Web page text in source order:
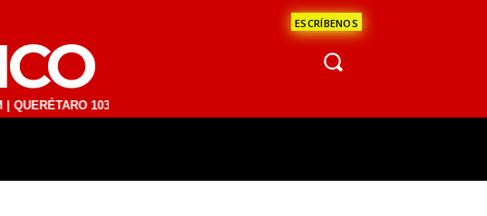
ESCRÍBENOS
103.1 FM | SAN JUAN DEL RÍO 93.1 FM | GUADALAJARA 1510 AM | LA PAZ